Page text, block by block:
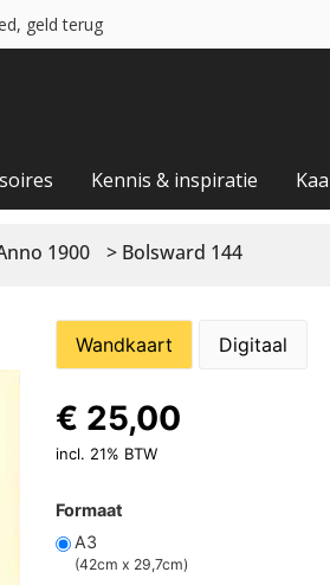
geld terug
Kennis & inspiratie
1900 > Bolsward 144
Wandkaart Digitaal
Formaat
A3
(42cm x 29,7cm)
€ 25,00
incl. 21% BTW